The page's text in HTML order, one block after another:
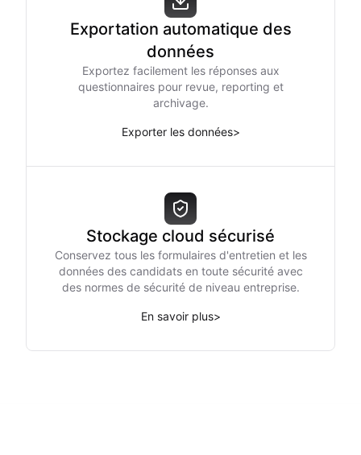
Exportation automatique des
données
Exportez facilement les réponses aux
questionnaires pour revue, reporting et
archivage.
Exporter les données>
Stockage cloud sécurisé
Conservez tous les formulaires d'entretien et les
données des candidats en toute sécurité avec
des normes de sécurité de niveau entreprise.
En savoir plus>